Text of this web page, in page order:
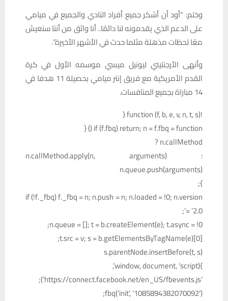
وختم: “أود أن أشكر جميع أفراد النادي والجميع في ميامي
على الدعم الذي يقدمونه لنا دائمًا.. أنا واثق من أننا سنعيش
معًا لحظات مذهلة مثلما حدث في الأشهر الأخيرة”.
وأنهى الأرجنتيني ليونيل ميسي موسمه الأول في كرة
القدم الأمريكية مع فريق إنتر ميامي بحصيلة 11 هدفا في
14 مباراة بجميع المنافسات.
!function (f, b, e, v, n, t, s) {
if (f.fbq) return; n = f.fbq = function () {
n.callMethod ?
n.callMethod.apply(n, arguments) :
n.queue.push(arguments)
};
if (!f._fbq) f._fbq = n; n.push = n; n.loaded = !0; n.version
= ‘2.0’;
n.queue = []; t = b.createElement(e); t.async = !0;
t.src = v; s = b.getElementsByTagName(e)[0];
s.parentNode.insertBefore(t, s)
}(window, document, ‘script’,
‘https://connect.facebook.net/en_US/fbevents.js’);
fbq(‘init’, ‘1085894382070092’);